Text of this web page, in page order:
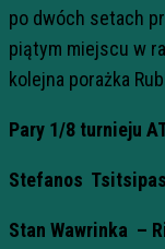
po dwóch setach
piątym miejscu w
kolejna porażka
Pary 1/8 turnieju
Stefanos
Stan Wawrinka –